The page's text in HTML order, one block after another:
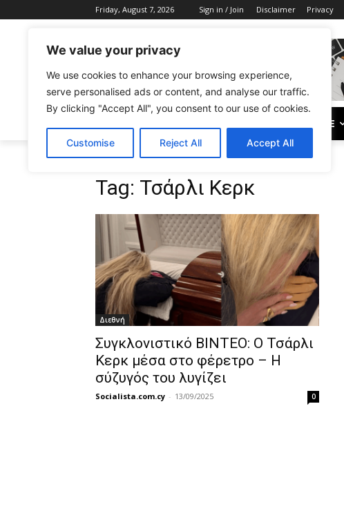
We value your privacy
We use cookies to enhance your browsing experience,
serve personalised ads or content, and analyse our traffic.
By clicking "Accept All", you consent to our use of cookies.
Customise Reject All Accept All
Friday, August 7, 2026 Sign in / Join Disclaimer Privacy
LIFE
Tags Τσάρλι Κερκ
Tag: Τσάρλι Κερκ
Διεθνή
Συγκλονιστικό ΒΙΝΤΕΟ: Ο Τσάρλι
Κερκ μέσα στο φέρετρο – Η
σύζυγός του λυγίζει
Socialista.com.cy - 13/09/2025 0